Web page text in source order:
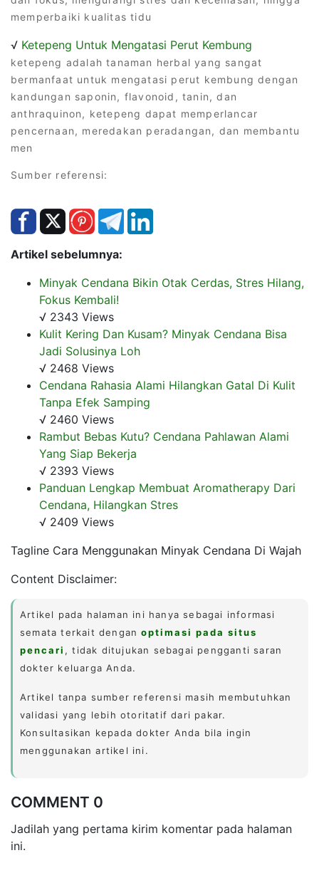
memperbaiki kualitas tidu
√ Ketepeng Untuk Mengatasi Perut Kembung
ketepeng adalah tanaman herbal yang sangat
bermanfaat untuk mengatasi perut kembung dengan
kandungan saponin, flavonoid, tanin, dan
anthraquinon, ketepeng dapat memperlancar
pencernaan, meredakan peradangan, dan membantu
men
Sumber referensi:
Artikel sebelumnya:
Minyak Cendana Bikin Otak Cerdas, Stres Hilang,
Fokus Kembali!
√ 2343 Views
Kulit Kering Dan Kusam? Minyak Cendana Bisa
Jadi Solusinya Loh
√ 2468 Views
Cendana Rahasia Alami Hilangkan Gatal Di Kulit
Tanpa Efek Samping
√ 2460 Views
Rambut Bebas Kutu? Cendana Pahlawan Alami
Yang Siap Bekerja
√ 2393 Views
Panduan Lengkap Membuat Aromatherapy Dari
Cendana, Hilangkan Stres
√ 2409 Views
Tagline Cara Menggunakan Minyak Cendana Di Wajah
Content Disclaimer:
Artikel pada halaman ini hanya sebagai informasi
semata terkait denganoptimasi pada situs
pencari , tidak ditujukan sebagai pengganti saran
dokter keluarga Anda.
Artikel tanpa sumber referensi masih membutuhkan
validasi yang lebih otoritatif dari pakar.
Konsultasikan kepada dokter Anda bila ingin
menggunakan artikel ini.
COMMENT 0
Jadilah yang pertama kirim komentar pada halaman
ini.